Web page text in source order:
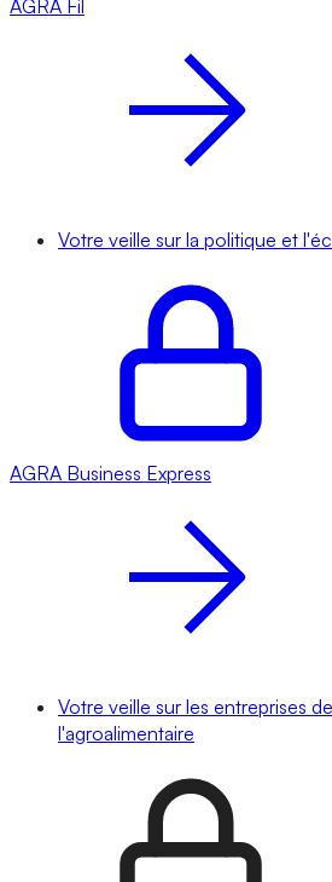
AGRA Fil
Votre veille sur la politique et
AGRA Business Express
Votre veille sur les entreprises
l'agroalimentaire